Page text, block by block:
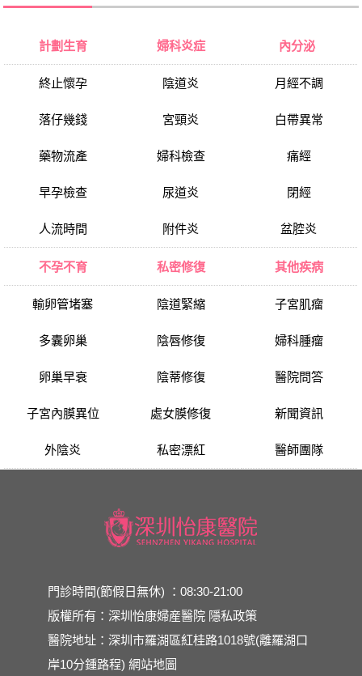
計劃生育
終止懷孕
落仔幾錢
藥物流產
早孕檢查
人流時間
婦科炎症
陰道炎
宮頸炎
婦科檢查
尿道炎
附件炎
內分泌
月經不調
白帶異常
痛經
閉經
盆腔炎
不孕不育
輸卵管堵塞
多囊卵巢
卵巢早衰
子宮內膜異位
外陰炎
私密修復
陰道緊縮
陰唇修復
陰蒂修復
處女膜修復
私密漂紅
其他疾病
子宮肌瘤
婦科腫瘤
醫院問答
新聞資訊
醫師團隊
門診時間(節假日無休) ：08:30-21:00
版權所有：深圳怡康婦産醫院 隱私政策
醫院地址：深圳市羅湖區紅桂路1018號(離羅湖口
岸10分鍾路程)網站地圖